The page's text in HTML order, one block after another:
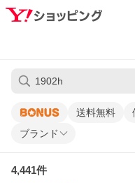
送料無料
ブランド
4,441件